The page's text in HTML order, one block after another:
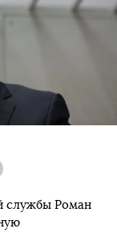
службы Роман